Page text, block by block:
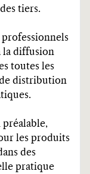
tiers.
professionnels
la diffusion
toutes les
distribution
les produits
des
pratique